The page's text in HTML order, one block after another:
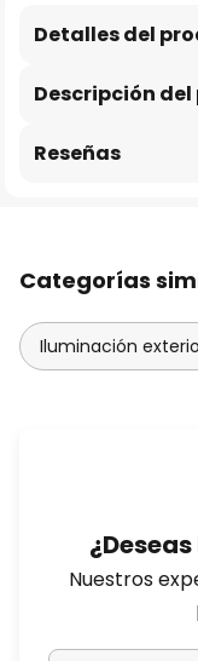
Descripción
Detalles del
Reseñas
Categorías
Iluminación
Nuestros